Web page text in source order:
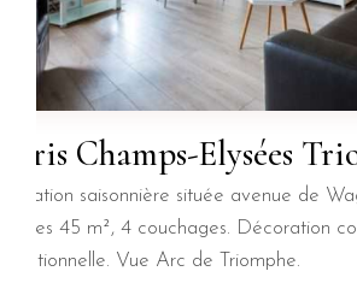
Paris Champs-Elysées
Location saisonnière située avenue de
pièces 45 m², 4 couchages. Décoration
fonctionnelle. Vue Arc de Triomphe.